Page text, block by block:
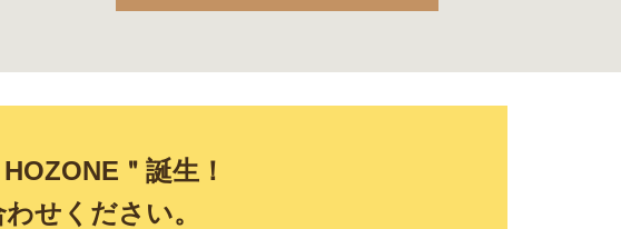
＂誕生！
せください。